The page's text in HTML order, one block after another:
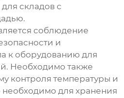
складов с
соблюдение
и
к оборудованию для
Необходимо также
контроля температуры и
необходимо для хранения